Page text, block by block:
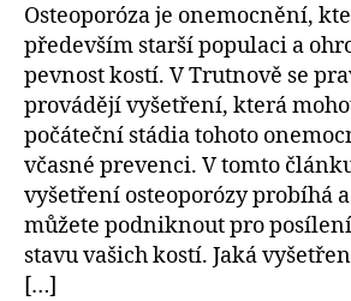
Osteoporóza je onemocnění,
především starší populaci a
pevnost kostí. V Trutnově se
provádějí vyšetření, která
počáteční stádia tohoto
včasné prevenci. V tomto
vyšetření osteoporózy probíhá
můžete podniknout pro
stavu vašich kostí. Jaká
[…]